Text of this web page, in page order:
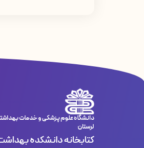
دانشگاه علوم پزشکی و خدمات
لرستان
کتابخانه دانشکده